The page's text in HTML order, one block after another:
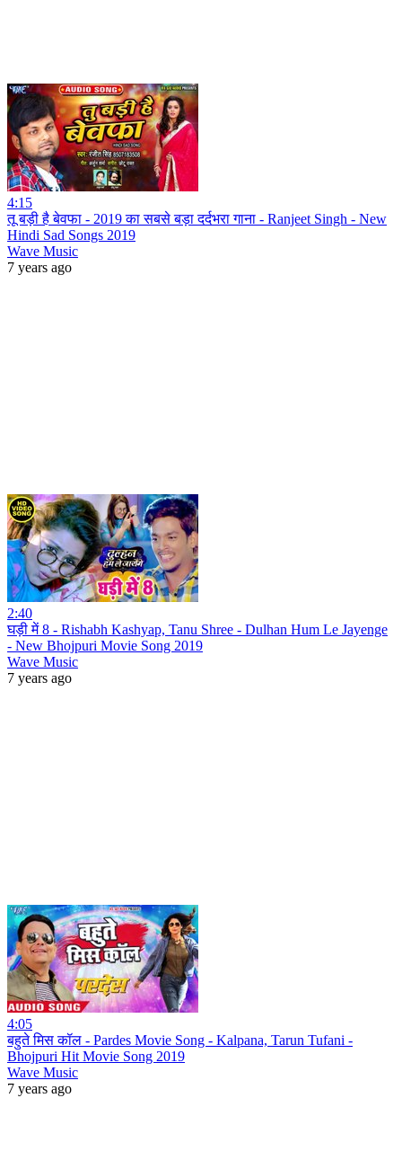
4:15
तू बड़ी है बेवफा - 2019 का सबसे बड़ा दर्दभरा गाना - Ranjeet Singh - New
Hindi Sad Songs 2019
Wave Music
7 years ago
2:40
घड़ी में 8 - Rishabh Kashyap, Tanu Shree - Dulhan Hum Le Jayenge
- New Bhojpuri Movie Song 2019
Wave Music
7 years ago
4:05
बहुते मिस कॉल - Pardes Movie Song - Kalpana, Tarun Tufani -
Bhojpuri Hit Movie Song 2019
Wave Music
7 years ago